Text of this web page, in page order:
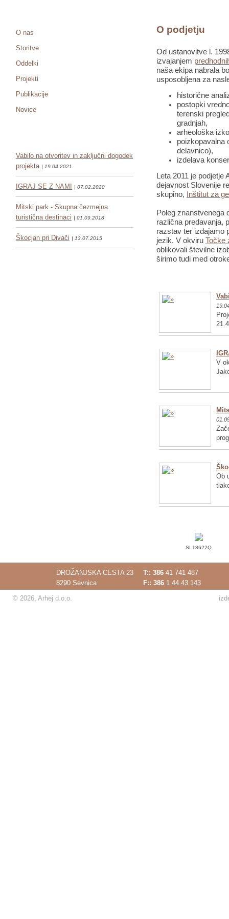
O nas
Storitve
Oddelki
Projekti
Publikacije
Novice
Vabilo na otvoritev in zaključni dogodek
projekta | 19.04.2021
IGRAJ SE Z NAMI | 07.02.2020
Mitski park - Skupna čezmejna
turistična destinaci | 01.09.2018
Škocjan pri Divači | 13.07.2015
O podjetju
Od ustanovitve l.
izvajanjem
naša ekipa nabrala
usposobljena za
historične
postopki
terenski
gradnjah,
arheološka
poizkopavalna
delavnico),
izdelava
Leta 2011 je
dejavnost Slovenije
skupino,
Inštitut za
Poleg znanstvenega
različna predavanja,
razstav ter izdajamo
jezik. V okviru Točke
oblikovali številne
širimo tudi med
V
Ob
SL18622Q
DROŽANJSKA CESTA 23
8290 Sevnica
T:: 386 41 741 487
F:: 386 1 44 43 143
© 2026, Arhej d.o.o.